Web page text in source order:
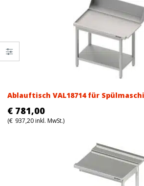
Ablauftisch VAL18714 für
€ 781,00
(€ 937,20inkl. MwSt.)